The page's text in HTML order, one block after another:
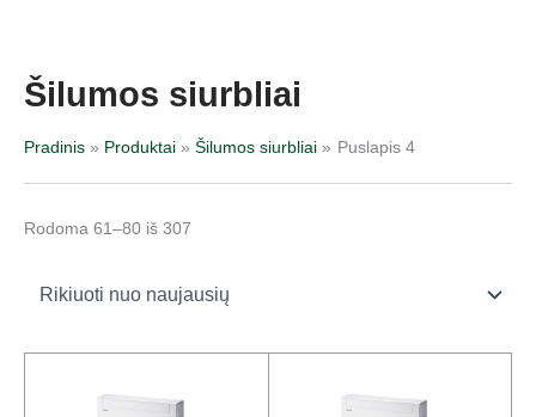
Šilumos siurbliai
Pradinis Produktai Šilumos siurbliai Puslapis 4
Rodoma 61–80 iš 307